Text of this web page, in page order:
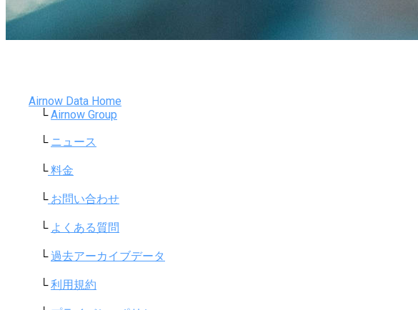
Airnow Data Home
└Airnow Group
└ ニュース
└料金
└お問い合わせ
└ よくある質問
└過去アーカイブデータ
└利用規約